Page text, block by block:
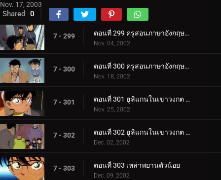
Nov. 17, 2003
Shared 0
7 - 299 ตอนที่ 299 ครูสอนภาษาอังกฤษปะทะยอดนักสืบตะวันตก (ตอนแรก)
Nov. 04, 2002
7 - 300 ตอนที่ 300 ครูสอนภาษาอังกฤษปะทะยอดนักสืบตะวันตก (ตอนจบ)
Nov. 18, 2002
7 - 301 ตอนที่ 301 ฮูลิแกนในเขาวงกต (ตอนแรก)
Nov. 25, 2002
7 - 302 ตอนที่ 302 ฮูลิแกนในเขาวงกต (ตอนจบ)
Dec. 02, 2002
7 - 303 ตอนที่ 303 เหล่าพยานตัวน้อย
Dec. 09, 2002